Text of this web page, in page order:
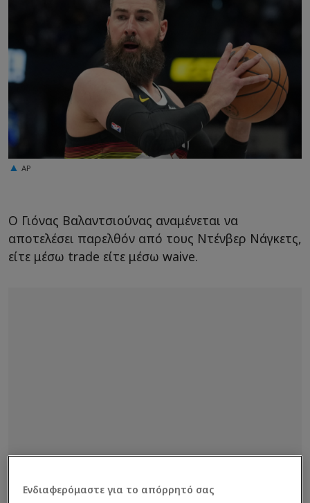
AP
Ο Γιόνας Βαλαντσιούνας αναμένεται να
αποτελέσει παρελθόν από τους Ντένβερ Νάγκετς,
είτε μέσω trade είτε μέσω waive.
Ενδιαφερόμαστε για το απόρρητό σας